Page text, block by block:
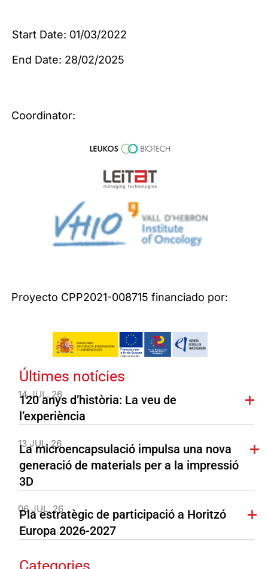
Start Date: 01/03/2022
End Date: 28/02/2025
Coordinator:
Proyecto CPP2021-008715 financiado por:
Últimes notícies
14 JUL. 26
120 anys d’història: La veu de
l’experiència
13 JUL. 26
La microencapsulació impulsa una nova
generació de materials per a la impressió
3D
06 JUL. 26
Pla estratègic de participació a Horitzó
Europa 2026-2027